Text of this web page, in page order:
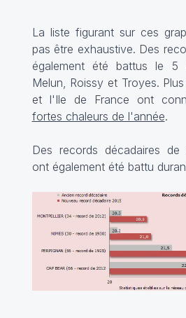
La liste figurant sur ces
pas être exhaustive. Des
également été battus le 5
Melun, Roissy et Troyes.
et l'Ile de France ont
fortes chaleurs de l'année.
Des records décadaires de
ont également été battu